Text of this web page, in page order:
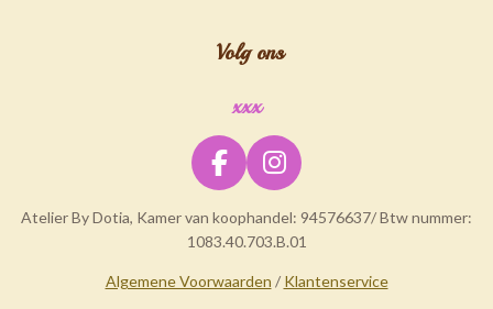
Volg ons
xxx
F
c
e
b
I
s
t
a
Atelier By Dotia, Kamer van koophandel: 94576637/ Btw nummer:
1083.40.703.B.01
Algemene Voorwaarden / Klantenservice